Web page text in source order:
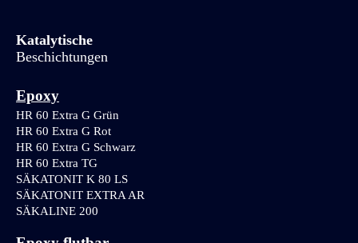
Katalytische
Beschichtungen
Epoxy
HR 60 Extra G Grün
HR 60 Extra G Rot
HR 60 Extra G Schwarz
HR 60 Extra TG
SÄKATONIT K 80 LS
SÄKATONIT EXTRA AR
SÄKALINE 200